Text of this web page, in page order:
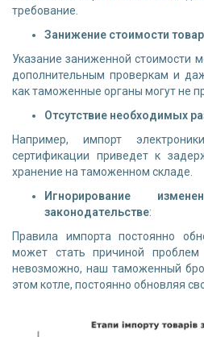
требование.
Занижение стоимости
Указание заниженной стоимости
дополнительным проверкам и
как таможенные органы могут не
Отсутствие необходимых
Например, импорт
сертификации приведет к
хранение на таможенном складе.
Игнорирование
законодательстве:
Правила импорта постоянно
может стать причиной
невозможно, наш таможенный
этом котле, постоянно обновляя